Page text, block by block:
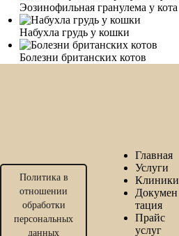
Эозинофильная гранулема у кота
Набухла грудь у кошки
Болезни британских котов
Политика в
отношении
обработки
персональных
данных
Главная
Услуги
Клиники
Докумен
тация
Прайс
услуг